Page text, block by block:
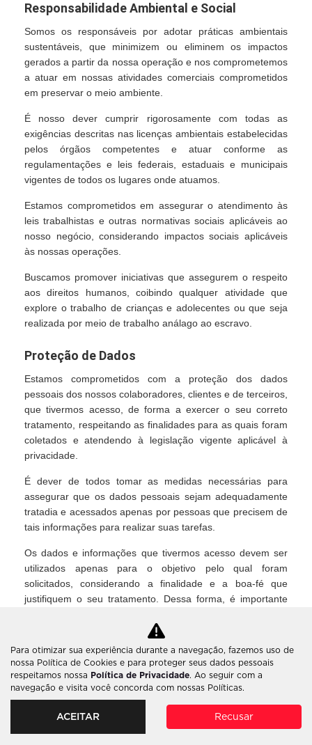
Responsabilidade Ambiental e Social
Somos os responsáveis por adotar práticas ambientais
sustentáveis, que minimizem ou eliminem os impactos
gerados a partir da nossa operação e nos comprometemos
a atuar em nossas atividades comerciais comprometidos
em preservar o meio ambiente.
É nosso dever cumprir rigorosamente com todas as
exigências descritas nas licenças ambientais estabelecidas
pelos órgãos competentes e atuar conforme as
regulamentações e leis federais, estaduais e municipais
vigentes de todos os lugares onde atuamos.
Estamos comprometidos em assegurar o atendimento às
leis trabalhistas e outras normativas sociais aplicáveis ao
nosso negócio, considerando impactos sociais aplicáveis
às nossas operações.
Buscamos promover iniciativas que assegurem o respeito
aos direitos humanos, coibindo qualquer atividade que
explore o trabalho de crianças e adolecentes ou que seja
realizada por meio de trabalho análago ao escravo.
Proteção de Dados
Estamos comprometidos com a proteção dos dados
pessoais dos nossos colaboradores, clientes e de terceiros,
que tivermos acesso, de forma a exercer o seu correto
tratamento, respeitando as finalidades para as quais foram
coletados e atendendo à legislação vigente aplicável à
privacidade.
É dever de todos tomar as medidas necessárias para
assegurar que os dados pessoais sejam adequadamente
tratadia e acessados apenas por pessoas que precisem de
tais informações para realizar suas tarefas.
Os dados e informações que tivermos acesso devem ser
utilizados apenas para o objetivo pelo qual foram
solicitados, considerando a finalidade e a boa-fé que
justifiquem o seu tratamento. Dessa forma, é importante
Obter consentimento do responsável pelos dados
quanto ao seu tratamento e uso;
Apenas solicitar dados quando forem adequados e
necessários;
Armazená-los somente o tempo necessário para atingir
Para otimizar sua experiência durante a navegação, fazemos uso de
nossa Política de Cookies e para proteger seus dados pessoais
respeitamos nossa Política de Privacidade. Ao seguir com a
navegação e visita você concorda com nossas Políticas.
ACEITAR Recusar